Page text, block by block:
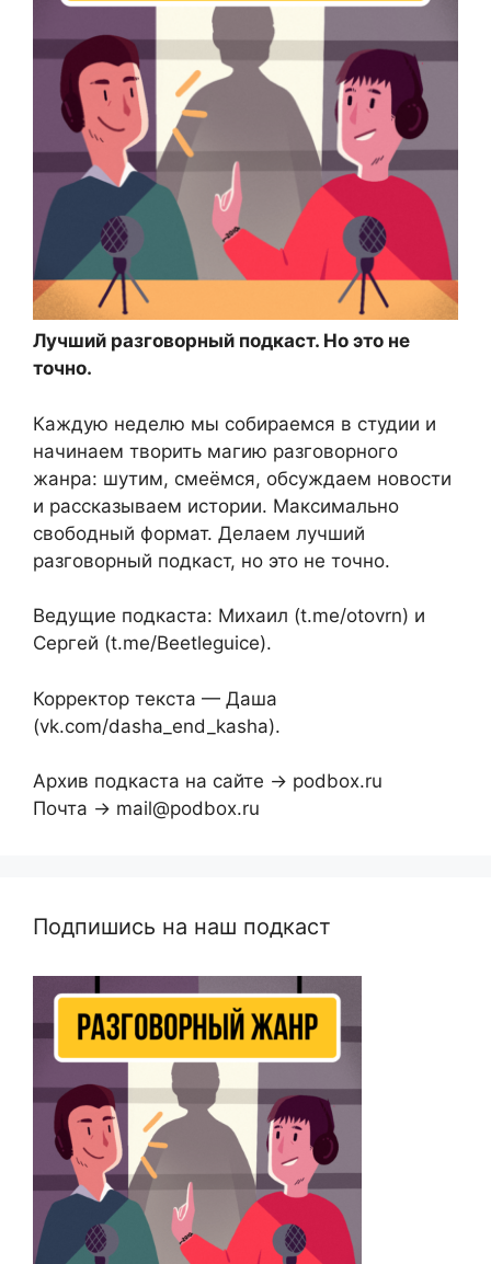
Лучший разговорный подкаст. Но это не
точно.
Каждую неделю мы собираемся в студии и
начинаем творить магию разговорного
жанра: шутим, смеёмся, обсуждаем новости
и рассказываем истории. Максимально
свободный формат. Делаем лучший
разговорный подкаст, но это не точно.
Ведущие подкаста: Михаил (t.me/otovrn) и
Сергей (t.me/Beetleguice).
Корректор текста — Даша
(vk.com/dasha_end_kasha).
Архив подкаста на сайте → podbox.ru
Почта → mail@podbox.ru
Подпишись на наш подкаст